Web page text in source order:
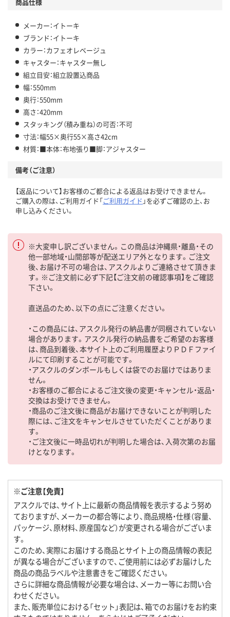
メーカー：イトーキ
ブランド：イトーキ
カラー：カフェオレベージュ
キャスター：キャスター無し
組立目安：組立設置込商品
幅：550mm
奥行：550mm
高さ：420mm
スタッキング（積み重ね）の可否：不可
寸法：幅55×奥行55×高さ42cm
材質：■本体：布地張り■脚：アジャスター
備考（ご注意）
【返品について】お客様のご都合による返品はお受けできません。
ご購入の際は、ご利用ガイド「ご利用ガイド 」を必ずご確認の上、お
申し込みください。
※大変申し訳ございません。この商品は沖縄県・離島・その
他一部地域・山間部等が配送エリア外となります。ご注文
後、お届け不可の場合は、アスクルよりご連絡させて頂きま
す。※ご注文前に必ず下記【ご注文前の確認事項】をご確認
下さい。
直送品のため、以下の点にご注意ください。
・この商品には、アスクル発行の納品書が同梱されていない
場合があります。アスクル発行の納品書をご希望のお客様
は、商品到着後、本サイト上のご利用履歴よりＰＤＦファイ
ルにて印刷することが可能です。
・アスクルのダンボールもしくは袋でのお届けではありま
せん。
・お客様のご都合によるご注文後の変更・キャンセル・返品・
交換はお受けできません。
・商品のご注文後に商品がお届けできないことが判明した
際には、ご注文をキャンセルさせていただくことがありま
す。
・ご注文後に一時品切れが判明した場合は、入荷次第のお届
けとなります。
※ご注意【免責】
アスクルでは、サイト上に最新の商品情報を表示するよう努め
ておりますが、メーカーの都合等により、商品規格・仕様（容量、
パッケージ、原材料、原産国など）が変更される場合がございま
す。
このため、実際にお届けする商品とサイト上の商品情報の表記
が異なる場合がございますので、ご使用前には必ずお届けした
商品の商品ラベルや注意書きをご確認ください。
さらに詳細な商品情報が必要な場合は、メーカー等にお問い合
わせください。
また、販売単位における「セット」表記は、箱でのお届けをお約束